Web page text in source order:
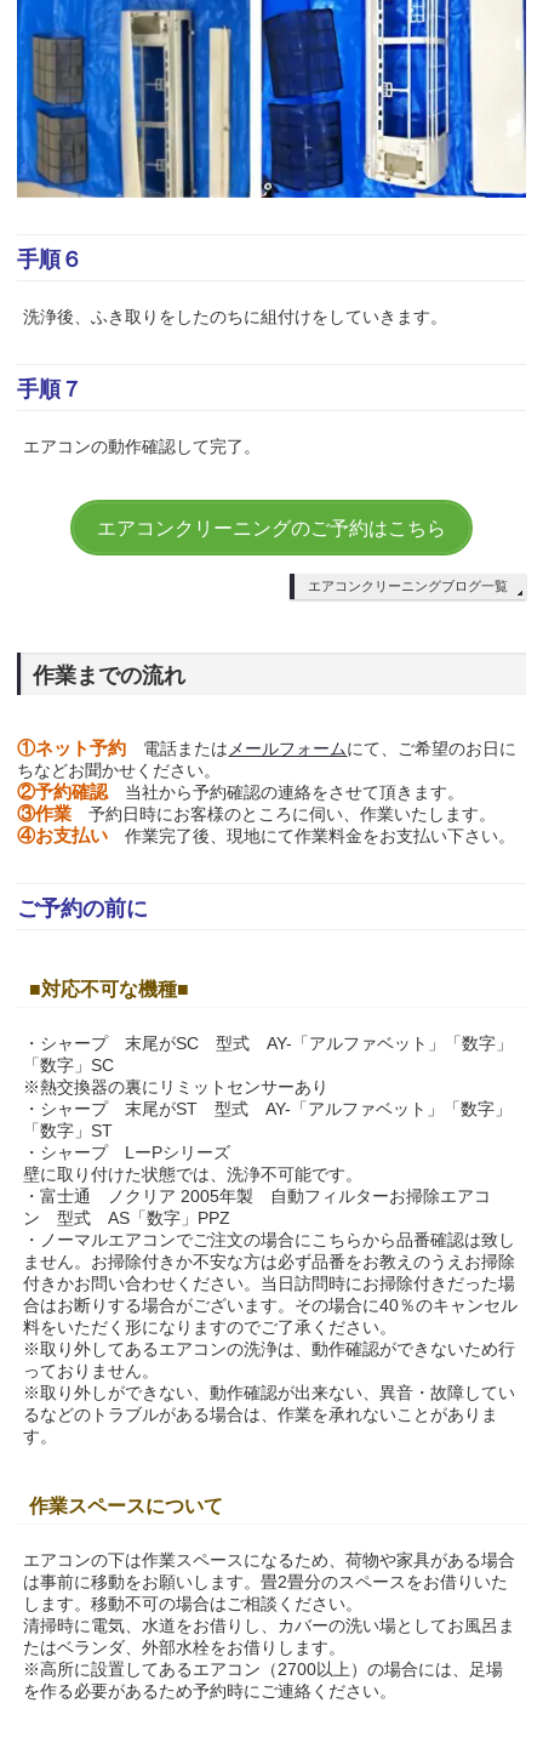
手順６
洗浄後、ふき取りをしたのちに組付けをしていきます。
手順７
エアコンの動作確認して完了。
エアコンクリーニングのご予約はこちら
エアコンクリーニングブログ一覧
作業までの流れ
①ネット予約 電話または メールフォームにて、ご希望のお日に
ちなどお聞かせください。
②予約確認 当社から予約確認の連絡をさせて頂きます。
③作業 予約日時にお客様のところに伺い、作業いたします。
④お支払い 作業完了後、現地にて作業料金をお支払い下さい。
ご予約の前に
■対応不可な機種■
・シャープ 末尾がSC 型式 AY-「アルファベット」「数字」
「数字」SC
※熱交換器の裏にリミットセンサーあり
・シャープ 末尾がST 型式 AY-「アルファベット」「数字」
「数字」ST
・シャープ LーPシリーズ
壁に取り付けた状態では、洗浄不可能です。
・富士通 ノクリア 2005年製 自動フィルターお掃除エアコ
ン 型式 AS「数字」PPZ
・ノーマルエアコンでご注文の場合にこちらから品番確認は致し
ません。お掃除付きか不安な方は必ず品番をお教えのうえお掃除
付きかお問い合わせください。当日訪問時にお掃除付きだった場
合はお断りする場合がございます。その場合に40％のキャンセル
料をいただく形になりますのでご了承ください。
※取り外してあるエアコンの洗浄は、動作確認ができないため行
っておりません。
※取り外しができない、動作確認が出来ない、異音・故障してい
るなどのトラブルがある場合は、作業を承れないことがありま
す。
作業スペースについて
エアコンの下は作業スペースになるため、荷物や家具がある場合
は事前に移動をお願いします。畳2畳分のスペースをお借りいた
します。移動不可の場合はご相談ください。
清掃時に電気、水道をお借りし、カバーの洗い場としてお風呂ま
たはベランダ、外部水栓をお借りします。
※高所に設置してあるエアコン（2700以上）の場合には、足場
を作る必要があるため予約時にご連絡ください。